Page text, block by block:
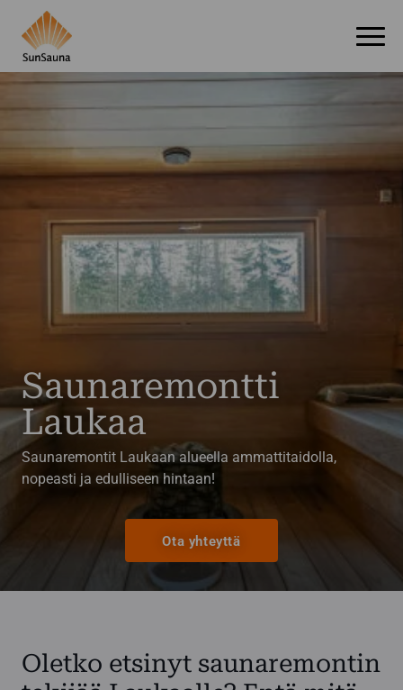
Saunaremontti
Laukaa
Saunaremontit Laukaan alueella ammattitaidolla,
nopeasti ja edulliseen hintaan!
Ota yhteyttä
Oletko etsinyt saunaremontin